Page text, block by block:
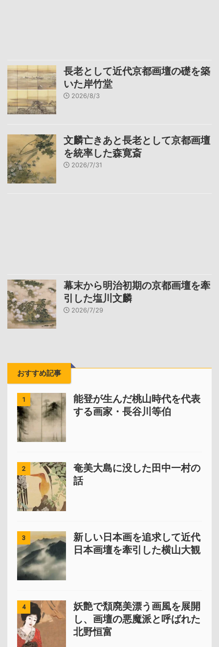
長老として近代京都画壇の礎を築
いた岸竹堂
2026/8/3
文麟亡きあと長老として京都画壇
を統率した森寛斎
2026/7/31
幕末から明治初期の京都画壇を牽
引した塩川文麟
2026/7/29
おすすめ記事
1
能登が生んだ桃山時代を代表
する画家・長谷川等伯
2
奄美大島に没した田中一村の
話
3
新しい日本画を追求して近代
日本画壇を牽引した横山大観
4
妖艶で頽廃美漂う画風を展開
し、画壇の悪魔派と呼ばれた
北野恒富